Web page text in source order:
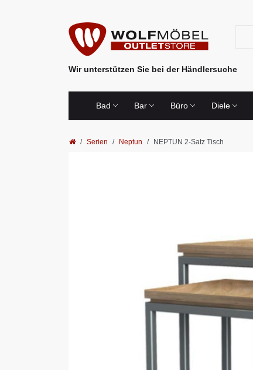
Wir unterstützen Sie bei der Händlersuche
Bad Bar Büro Diele
Serien Neptun NEPTUN 2-Satz Tisch